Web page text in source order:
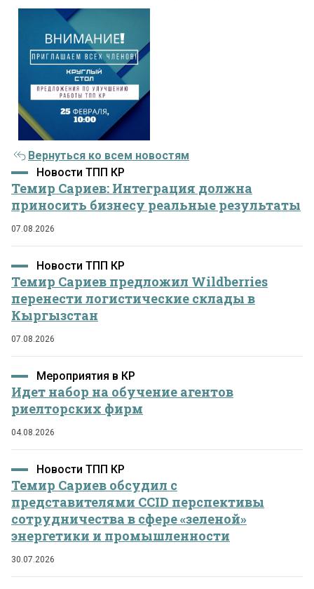
Вернуться ко всем новостям
Новости ТПП КР
Темир Сариев: Интеграция должна
приносить бизнесу реальные результаты
07.08.2026
Новости ТПП КР
Темир Сариев предложил Wildberries
перенести логистические склады в
Кыргызстан
07.08.2026
Мероприятия в КР
Идет набор на обучение агентов
риелторских фирм
04.08.2026
Новости ТПП КР
Темир Сариев обсудил с
представителями CCID перспективы
сотрудничества в сфере «зеленой»
энергетики и промышленности
30.07.2026